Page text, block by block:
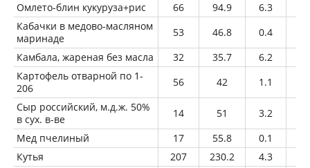
Омлето-блин кукуруза+рис 66 94.9 6.3
Кабачки в медово-масляном
маринаде
53 46.8 0.4
Камбала, жареная без масла
32 35.7 6.2
Картофель отварной по 1-
206
56 42 1.1
Сыр российский, м.д.ж. 50%
в сух. в-ве
14 51 3.2
Мед пчелиный
17 55.8 0.1
Кутья
207 230.2 4.3